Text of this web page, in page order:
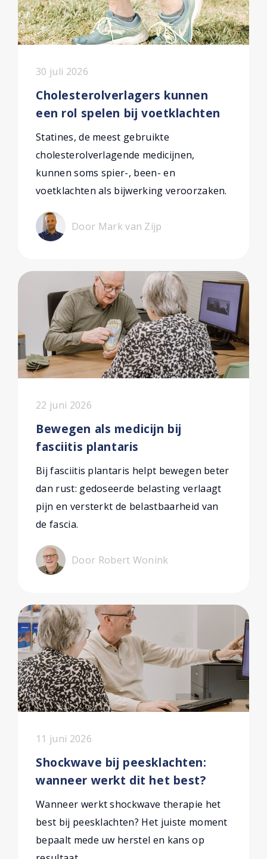
30 juli 2026
Cholesterolverlagers kunnen
een rol spelen bij voetklachten
Statines, de meest gebruikte
cholesterolverlagende medicijnen,
kunnen soms spier-, been- en
voetklachten als bijwerking veroorzaken.
Door Mark van Zijp
22 juni 2026
Bewegen als medicijn bij
fasciitis plantaris
Bij fasciitis plantaris helpt bewegen beter
dan rust: gedoseerde belasting verlaagt
pijn en versterkt de belastbaarheid van
de fascia.
Door Robert Wonink
11 juni 2026
Shockwave bij peesklachten:
wanneer werkt dit het best?
Wanneer werkt shockwave therapie het
best bij peesklachten? Het juiste moment
bepaalt mede uw herstel en kans op